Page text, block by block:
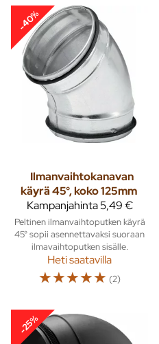
-40%
Ilmanvaihtokanavan
käyrä 45°, koko 125mm
Kampanjahinta5,49 €
Peltinen ilmanvaihtoputken käyrä
45° sopii asennettavaksi suoraan
ilmavaihtoputken sisälle.
Heti saatavilla
☆☆☆☆☆ (2)
-25%